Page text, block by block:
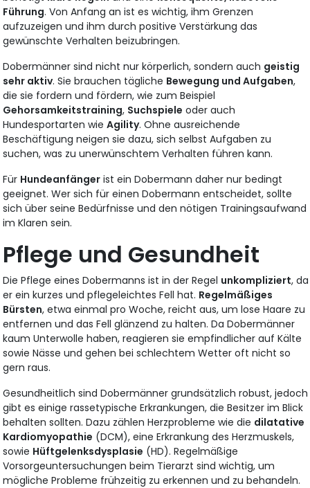
Führung. Von Anfang an ist es wichtig, ihm Grenzen
aufzuzeigen und ihm durch positive Verstärkung das
gewünschte Verhalten beizubringen.
Dobermänner sind nicht nur körperlich, sondern auch geistig
sehr aktiv. Sie brauchen tägliche Bewegung und Aufgaben,
die sie fordern und fördern, wie zum Beispiel
Gehorsamkeitstraining, Suchspiele oder auch
Hundesportarten wieAgility. Ohne ausreichende
Beschäftigung neigen sie dazu, sich selbst Aufgaben zu
suchen, was zu unerwünschtem Verhalten führen kann.
Für Hundeanfänger ist ein Dobermann daher nur bedingt
geeignet. Wer sich für einen Dobermann entscheidet, sollte
sich über seine Bedürfnisse und den nötigen Trainingsaufwand
im Klaren sein.
Pflege und Gesundheit
Die Pflege eines Dobermanns ist in der Regel unkompliziert, da
er ein kurzes und pflegeleichtes Fell hat. Regelmäßiges
Bürsten, etwa einmal pro Woche, reicht aus, um lose Haare zu
entfernen und das Fell glänzend zu halten. Da Dobermänner
kaum Unterwolle haben, reagieren sie empfindlicher auf Kälte
sowie Nässe und gehen bei schlechtem Wetter oft nicht so
gern raus.
Gesundheitlich sind Dobermänner grundsätzlich robust, jedoch
gibt es einige rassetypische Erkrankungen, die Besitzer im Blick
behalten sollten. Dazu zählen Herzprobleme wie die dilatative
Kardiomyopathie (DCM), eine Erkrankung des Herzmuskels,
sowie Hüftgelenksdysplasie (HD). Regelmäßige
Vorsorgeuntersuchungen beim Tierarzt sind wichtig, um
mögliche Probleme frühzeitig zu erkennen und zu behandeln.